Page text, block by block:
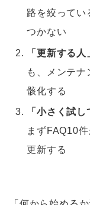
路を絞ってい
つかない
「更新する
も、メンテ
骸化する
「小さく試
まずFAQ10
更新する